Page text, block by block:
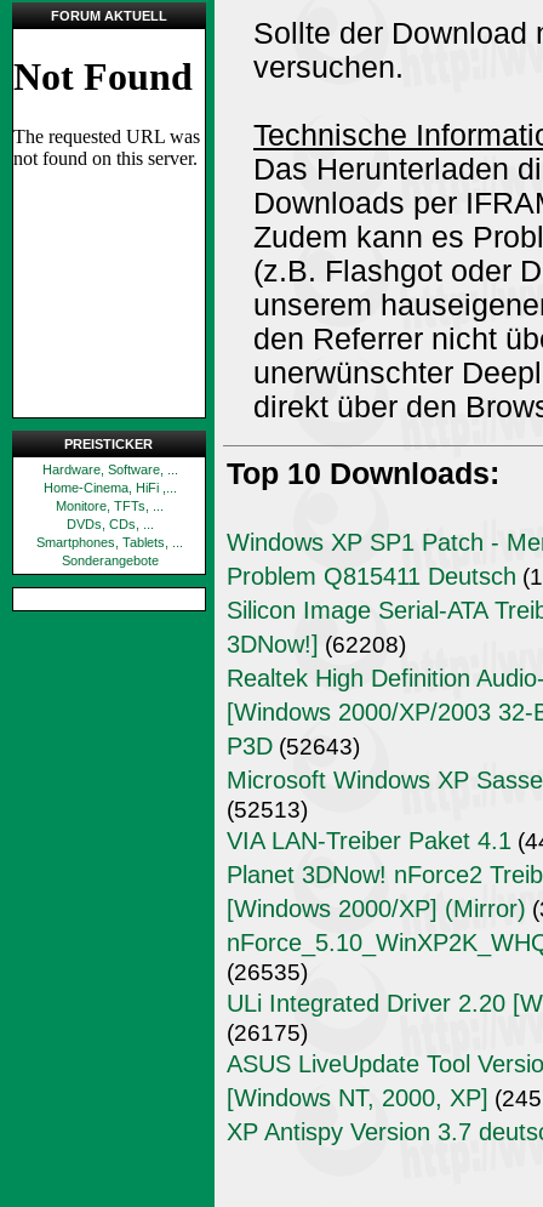
FORUM AKTUELL
PREISTICKER
Hardware, Software, ...
Home-Cinema, HiFi ,...
Monitore, TFTs, ...
DVDs, CDs, ...
Smartphones, Tablets, ...
Sonderangebote
Sollte der
versuchen.
Technische
Das Herunterladen
Downloads per
Zudem kann es
(z.B. Flashgot oder
unserem
den Referrer nicht
unerwünschter
direkt über den
Top 10 Downloads:
Windows XP SP1 Patch -
Problem Q815411 Deutsch
Silicon Image Serial-ATA
3DNow!] (62208)
Realtek High Definition
[Windows 2000/XP/2003
P3D (52643)
Microsoft Windows XP
(52513)
VIA LAN-Treiber Paket 4.1
Planet 3DNow! nForce2
[Windows 2000/XP] (Mirror)
(26535)
ULi Integrated Driver 2.20
(26175)
ASUS LiveUpdate Tool
[Windows NT, 2000, XP]
XP Antispy Version 3.7